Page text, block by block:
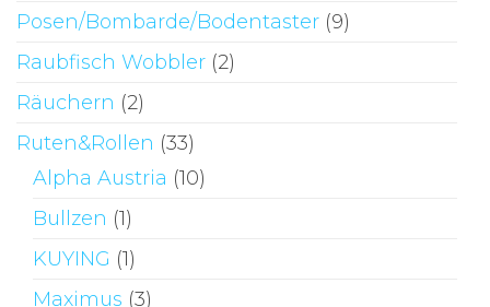
Posen/Bombarde/Bodentaster (9)
Raubfisch Wobbler (2)
Räuchern (2)
Ruten&Rollen (33)
Alpha Austria (10)
Bullzen (1)
KUYING (1)
Maximus (3)